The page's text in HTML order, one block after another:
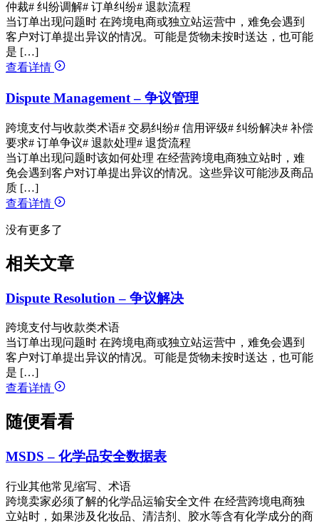
仲裁# 纠纷调解# 订单纠纷# 退款流程
当订单出现问题时 在跨境电商或独立站运营中，难免会遇到
客户对订单提出异议的情况。可能是货物未按时送达，也可能
是 […]
查看详情
Dispute Management – 争议管理
跨境支付与收款类术语# 交易纠纷# 信用评级# 纠纷解决# 补偿
要求# 订单争议# 退款处理# 退货流程
当订单出现问题时该如何处理 在经营跨境电商独立站时，难
免会遇到客户对订单提出异议的情况。这些异议可能涉及商品
质 […]
查看详情
没有更多了
相关文章
Dispute Resolution – 争议解决
跨境支付与收款类术语
当订单出现问题时 在跨境电商或独立站运营中，难免会遇到
客户对订单提出异议的情况。可能是货物未按时送达，也可能
是 […]
查看详情
随便看看
MSDS – 化学品安全数据表
行业其他常见缩写、术语
跨境卖家必须了解的化学品运输安全文件 在经营跨境电商独
立站时，如果涉及化妆品、清洁剂、胶水等含有化学成分的商